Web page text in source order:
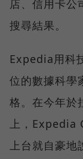
店、信用卡公
搜尋結果。
Expedia用科
位的數據科學
格。在今年
上，Expedia
上台就自豪地